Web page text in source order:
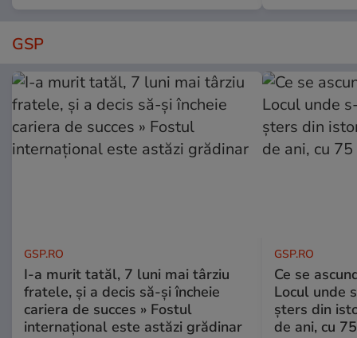
GSP
GSP.RO
I-a murit tatăl, 7 luni mai târziu
fratele, și a decis să-și încheie
cariera de succes » Fostul
internațional este astăzi grădinar
GSP.RO
Ce se
Locul unde
șters din
de ani, cu